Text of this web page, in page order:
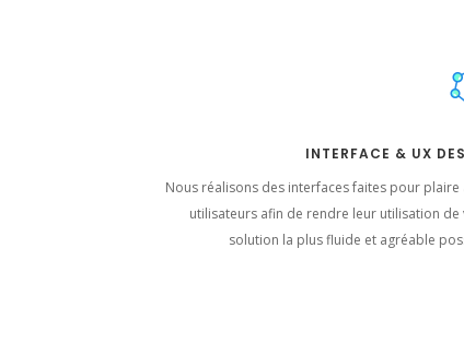
INTERFACE & UX
Nous réalisons des interfaces faites pour plaire
utilisateurs afin de rendre leur utilisation de
solution la plus fluide et agréable